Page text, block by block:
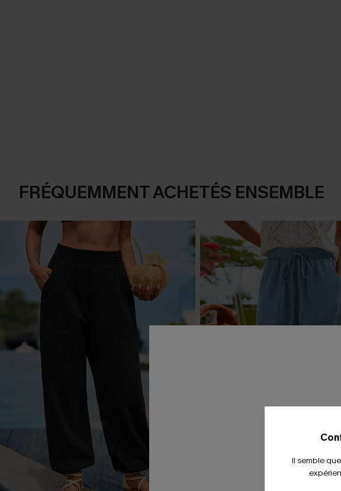
FRÉQUEMMENT ACHETÉS ENSEMBLE
Il semble